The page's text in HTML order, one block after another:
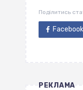
Поділитись
Facebook
РЕКЛАМА